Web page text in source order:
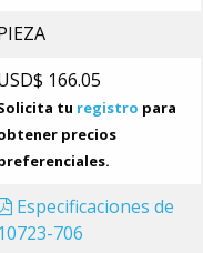
166.05
tu registro para
precios
Especificaciones de
10723-706